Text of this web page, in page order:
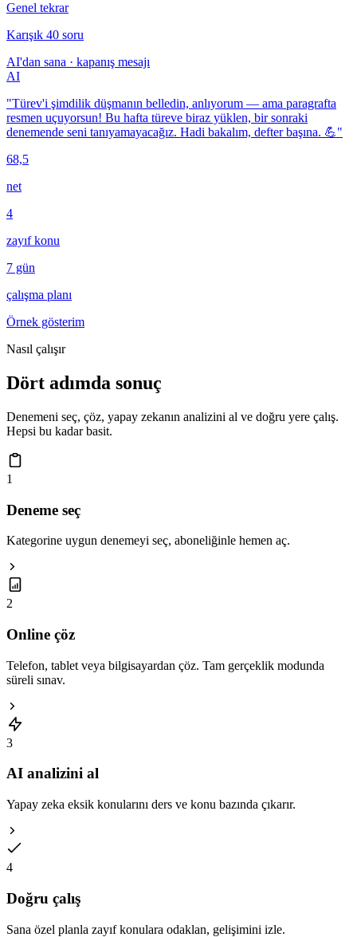
Genel tekrar
Karışık 40 soru
AI'dan sana · kapanış mesajı
AI
"Türev'i şimdilik düşmanın belledin, anlıyorum — ama paragrafta
resmen uçuyorsun! Bu hafta türeve biraz yüklen, bir sonraki
denemende seni tanıyamayacağız. Hadi bakalım, defter başına. 💪"
68,5
net
4
zayıf konu
7 gün
çalışma planı
Örnek gösterim
Nasıl çalışır
Dört adımda sonuç
Denemeni seç, çöz, yapay zekanın analizini al ve doğru yere çalış.
Hepsi bu kadar basit.
1
Deneme seç
Kategorine uygun denemeyi seç, aboneliğinle hemen aç.
2
Online çöz
Telefon, tablet veya bilgisayardan çöz. Tam gerçeklik modunda
süreli sınav.
3
AI analizini al
Yapay zeka eksik konularını ders ve konu bazında çıkarır.
4
Doğru çalış
Sana özel planla zayıf konulara odaklan, gelişimini izle.